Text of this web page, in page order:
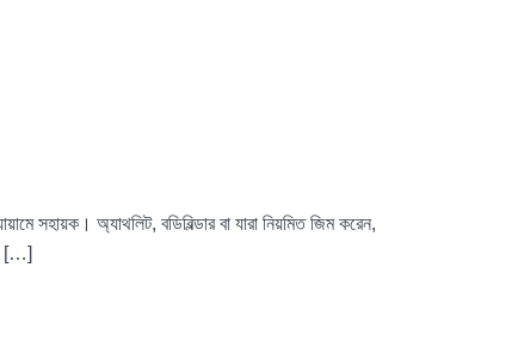
সহায়ক। অ্যাথলিট, বডিবিল্ডার বা যারা নিয়মিত জিম করেন,
[…]